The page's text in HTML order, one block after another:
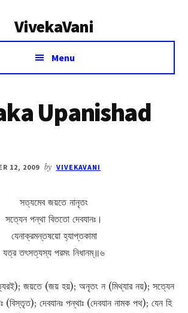
VivekaVani
Menu
Upanishad
12, 2009 by VIVEKAVANI
সত্যমেব জয়তে নানৃতং
সত্যেন পন্থা বিততো দেবযানঃ।
যেনাক্রমন্তষয়ো হ্যাপ্তকামা
যত্র তৎসত্যস্য পরমং নিধানম্‌॥৬
জয়তে (জয় হয়); অনৃতং ন (মিথ্যার নয়); সত্যেন
(বিস্তৃত); দেবযানঃ পন্থাঃ (দেবযান নামক পথ); যেন হি